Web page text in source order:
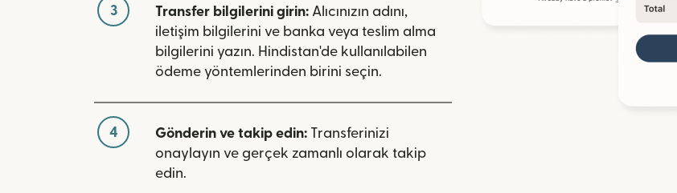
3 Transfer bilgilerini girin: Alıcınızın adını,
iletişim bilgilerini ve banka veya teslim alma
bilgilerini yazın. Hindistan'de kullanılabilen
ödeme yöntemlerinden birini seçin.
4 Gönderin ve takip edin: Transferinizi
onaylayın ve gerçek zamanlı olarak takip
edin.